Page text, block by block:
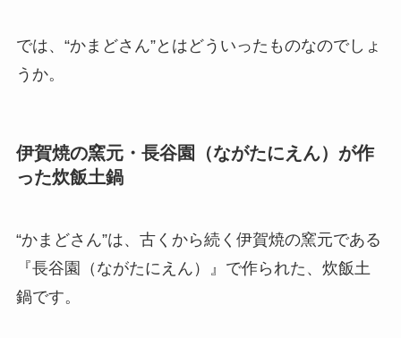
では、“かまどさん”とはどういったものなのでしょ
うか。
伊賀焼の窯元・長谷園（ながたにえん）が作
った炊飯土鍋
“かまどさん”は、古くから続く伊賀焼の窯元である
『長谷園（ながたにえん）』で作られた、炊飯土
鍋です。